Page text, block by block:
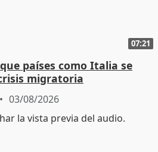
07:21
países como Italia se
migratoria
03/08/2026